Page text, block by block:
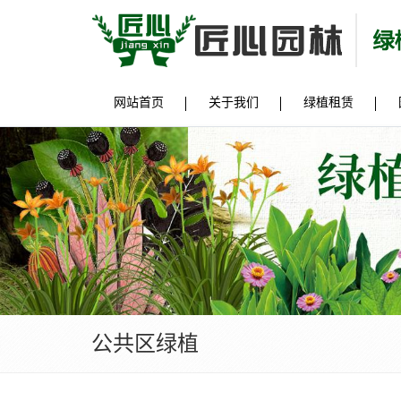
网站首页 关于我们 绿植租赁
公共区绿植